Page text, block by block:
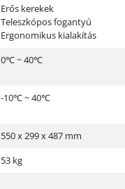
Erős kerekek
Teleszkópos fogantyú
Ergonomikus kialakítás
0℃ ~ 40℃
-10℃ ~ 40℃
550 x 299 x 487 mm
53 kg